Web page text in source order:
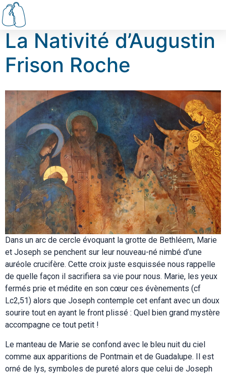
La Nativité d’Augustin
Frison Roche
Dans un arc de cercle évoquant la grotte de Bethléem, Marie
et Joseph se penchent sur leur nouveau-né nimbé d’une
auréole crucifère. Cette croix juste esquissée nous rappelle
de quelle façon il sacrifiera sa vie pour nous. Marie, les yeux
fermés prie et médite en son cœur ces évènements (cf
Lc2,51) alors que Joseph contemple cet enfant avec un doux
sourire tout en ayant le front plissé : Quel bien grand mystère
accompagne ce tout petit !
Le manteau de Marie se confond avec le bleu nuit du ciel
comme aux apparitions de Pontmain et de Guadalupe. Il est
orné de lys, symboles de pureté alors que celui de Joseph